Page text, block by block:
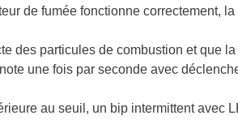
de fumée fonctionne correctement,
des particules de combustion et que
une fois par seconde avec
au seuil, un bip intermittent avec